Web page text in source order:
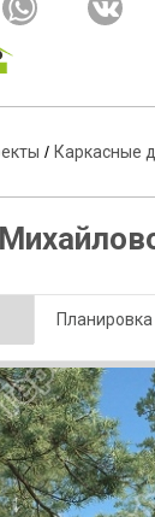
/ Каркасные
Планировка